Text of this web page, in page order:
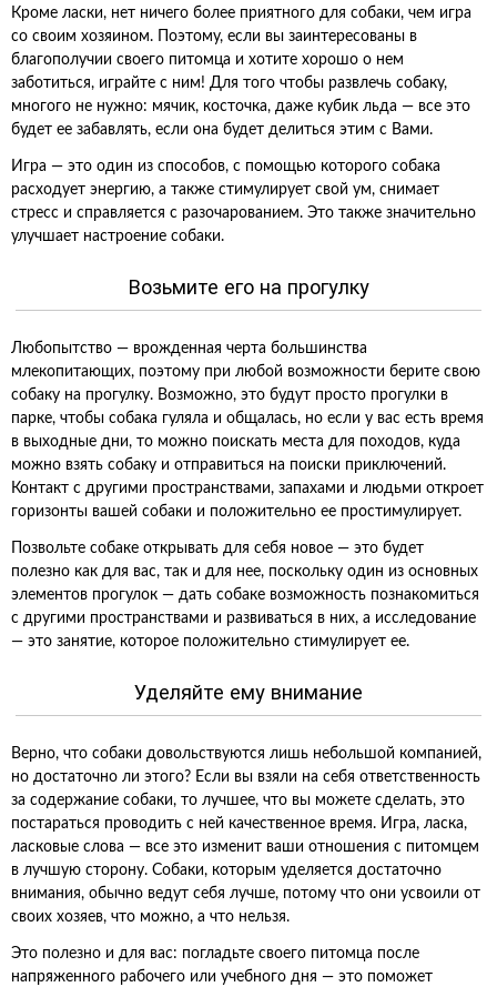
Кроме ласки, нет ничего более приятного для собаки, чем игра
со своим хозяином. Поэтому, если вы заинтересованы в
благополучии своего питомца и хотите хорошо о нем
заботиться, играйте с ним! Для того чтобы развлечь собаку,
многого не нужно: мячик, косточка, даже кубик льда — все это
будет ее забавлять, если она будет делиться этим с Вами.
Игра — это один из способов, с помощью которого собака
расходует энергию, а также стимулирует свой ум, снимает
стресс и справляется с разочарованием. Это также значительно
улучшает настроение собаки.
Возьмите его на прогулку
Любопытство — врожденная черта большинства
млекопитающих, поэтому при любой возможности берите свою
собаку на прогулку. Возможно, это будут просто прогулки в
парке, чтобы собака гуляла и общалась, но если у вас есть время
в выходные дни, то можно поискать места для походов, куда
можно взять собаку и отправиться на поиски приключений.
Контакт с другими пространствами, запахами и людьми откроет
горизонты вашей собаки и положительно ее простимулирует.
Позвольте собаке открывать для себя новое — это будет
полезно как для вас, так и для нее, поскольку один из основных
элементов прогулок — дать собаке возможность познакомиться
с другими пространствами и развиваться в них, а исследование
— это занятие, которое положительно стимулирует ее.
Уделяйте ему внимание
Верно, что собаки довольствуются лишь небольшой компанией,
но достаточно ли этого? Если вы взяли на себя ответственность
за содержание собаки, то лучшее, что вы можете сделать, это
постараться проводить с ней качественное время. Игра, ласка,
ласковые слова — все это изменит ваши отношения с питомцем
в лучшую сторону. Собаки, которым уделяется достаточно
внимания, обычно ведут себя лучше, потому что они усвоили от
своих хозяев, что можно, а что нельзя.
Это полезно и для вас: погладьте своего питомца после
напряженного рабочего или учебного дня — это поможет